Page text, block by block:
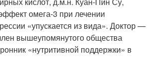
омега-3 при лечении
«упускается из вида». Доктор —
вышеупомянутого общества
«нутритивной поддержки» в